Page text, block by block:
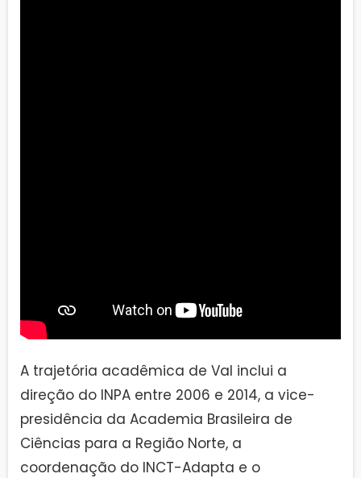
A trajetória acadêmica de Val inclui a
direção do INPA entre 2006 e 2014, a vice-
presidência da Academia Brasileira de
Ciências para a Região Norte, a
coordenação do INCT-Adapta e o